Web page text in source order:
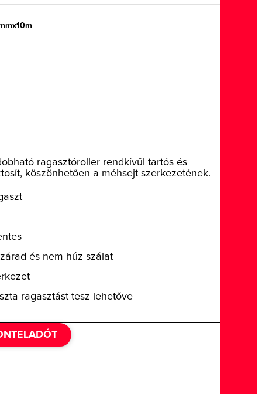
ragasztóroller rendkívűl tartós és
köszönhetően a méhsejt szerkezetének.
és nem húz szálat
ragasztást tesz lehetőve